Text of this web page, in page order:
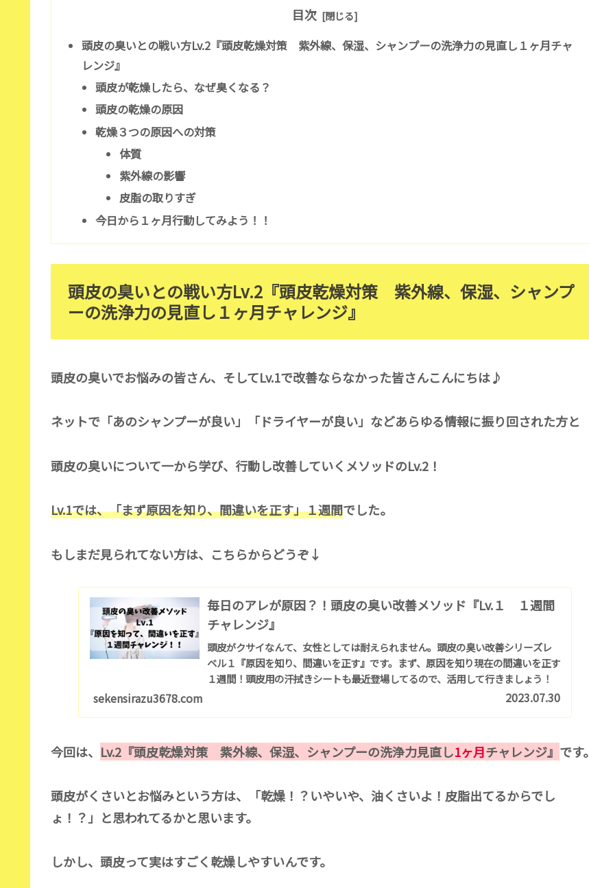
目次
頭皮の臭いとの戦い方Lv.2『頭皮乾燥対策 紫外線、保湿、シャンプーの洗浄力の見直し１ヶ月チャ
レンジ』
頭皮が乾燥したら、なぜ臭くなる？
頭皮の乾燥の原因
乾燥３つの原因への対策
体質
紫外線の影響
皮脂の取りすぎ
今日から１ヶ月行動してみよう！！
頭皮の臭いとの戦い方Lv.2『頭皮乾燥対策 紫外線、保湿、シャンプ
ーの洗浄力の見直し１ヶ月チャレンジ』
頭皮の臭いでお悩みの皆さん、そしてLv.1で改善ならなかった皆さんこんにちは♪
ネットで「あのシャンプーが良い」「ドライヤーが良い」などあらゆる情報に振り回された方と
頭皮の臭いについて一から学び、行動し改善していくメソッドのLv.2！
Lv.1では、「まず原因を知り、間違いを正す」１週間でした。
もしまだ見られてない方は、こちらからどうぞ↓
毎日のアレが原因？！頭皮の臭い改善メソッド『Lv.１ １週間
チャレンジ』
頭皮がクサイなんて、女性としては耐えられません。頭皮の臭い改善シリーズレ
ベル１『原因を知り、間違いを正す』です。まず、原因を知り現在の間違いを正す
１週間！頭皮用の汗拭きシートも最近登場してるので、活用して行きましょう！
sekensirazu3678.com 2023.07.30
今回は、 Lv.2『頭皮乾燥対策 紫外線、保湿、シャンプーの洗浄力見直し1ヶ月チャレンジ』 です。
頭皮がくさいとお悩みという方は、「乾燥！？いやいや、油くさいよ！皮脂出てるからでし
ょ！？」と思われてるかと思います。
しかし、頭皮って実はすごく乾燥しやすいんです。